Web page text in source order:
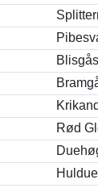
Rød